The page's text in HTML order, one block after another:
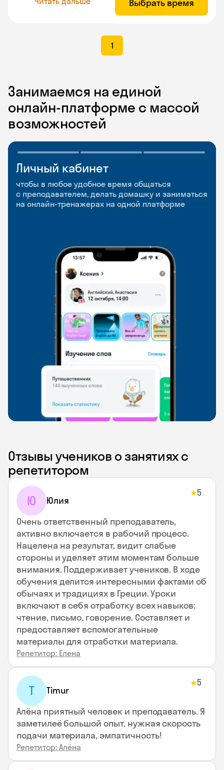
Выбрать время
1
Занимаемся на единой
онлайн-платформе с массой
возможностей
Личный кабинет
чтобы в любое удобное время общаться
с преподавателем, делать домашку и заниматься
на онлайн-тренажерах на одной платформе
Мобильное
приложение
чтобы заниматься и изучать новые слова где
и когда удобно
Разговорные клубы
и Talks
Групповые занятия для разговорной практики
и индивидуальные встречи с преподавателями
Отзывы учеников о занятиях с
репетитором
Ю Юлия
★5
Очень ответственный преподаватель,
активно включается в рабочий процесс.
Нацелена на результат, видит слабые
стороны и уделяет этим моментам больше
внимания. Поддерживает учеников. В ходе
обучения делится интересными фактами об
обычаях и традициях в Греции. Уроки
включают в себя отработку всех навыков:
чтение, письмо, говорение. Составляет и
предоставляет вспомогательные
материалы для отработки материала.
Репетитор: Елена
T Timur
★5
Алёна приятный человек и преподаватель. Я
заметилеё большой опыт, нужная скорость
подачи материала, эмпатичность!
Репетитор: Алёна